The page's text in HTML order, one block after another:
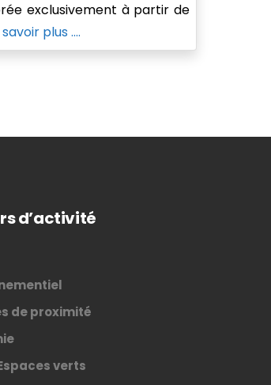
exclusivement à partir de
savoir plus ....
d’activité
de proximité
verts